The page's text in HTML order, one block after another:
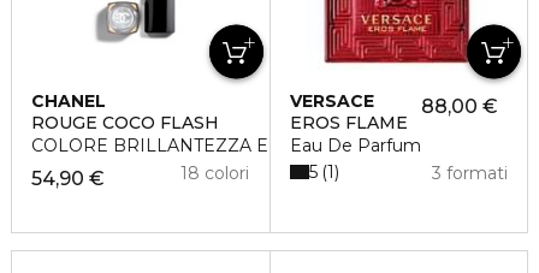
CHANEL
ROUGE COCO FLASH
COLORE BRILLANTEZZA E INTENSITÀ IN UN FLASH
54,90 € 18 colori
VERSACE
EROS FLAME
Eau De Parfum
88,00 €
3 formati
5 1